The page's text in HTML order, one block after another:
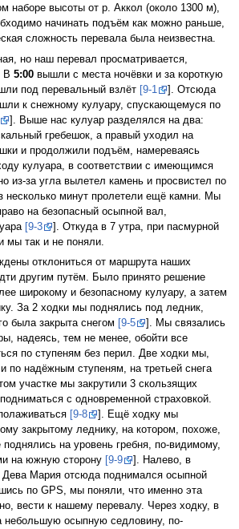
наборе высоты от р. Аккол (около 1300 м),
начинать подъём как можно раньше,
сложность перевала была неизвестна.
но наш перевал просматривается,
В 5:00вышли с места ночёвки и за короткую
под перевальный взлёт [9-1
]. Отсюда
к снежному кулуару, спускающемуся по
]. Выше нас кулуар разделялся на два:
гребешок, а правый уходил на
и продолжили подъём, намереваясь
кулуара, в соответствии с имеющимся
из-за угла вылетел камень и просвистел по
несколько минут пролетели ещё камни. Мы
на безопасный осыпной вал,
[9-3
]. Откуда в 7 утра, при пасмурной
мы так и не поняли.
отклониться от маршрута наших
другим путём. Было принято решение
широкому и безопасному кулуару, а затем
За 2 ходки мы поднялись под ледник,
была закрыта снегом
[9-5
]. Мы связались
надеясь, тем не менее, обойти все
по ступеням без перил. Две ходки мы,
по надёжным ступеням, на третьей снега
участке мы закрутили 3 скользящих
с одновременной страховкой.
[9-8
]. Ещё ходку мы
закрытому леднику, на котором, похоже,
на уровень гребня, по-видимому,
на южную сторону [9-9
]. Налево, в
Мария отсюда поднимался осыпной
по GPS, мы поняли, что именно эта
вести к нашему перевалу. Через ходку, в
осыпную седловину, по-